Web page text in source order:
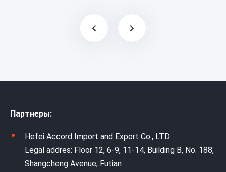
Партнеры:
Hefei Accord Import and Export Co., LTD
Legal addres: Floor 12, 6-9, 11-14, Building B, No. 188,
Shangcheng Avenue, Futian